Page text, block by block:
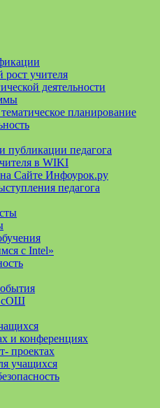
учителя
деятельности
планирование
педагога
в WIKI
Сайте Инфоурок.ру
педагога
с Intel»
и конференциях
проектах
учащихся